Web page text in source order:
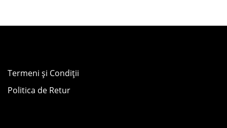
Termeni și Condiții
Politica de Retur